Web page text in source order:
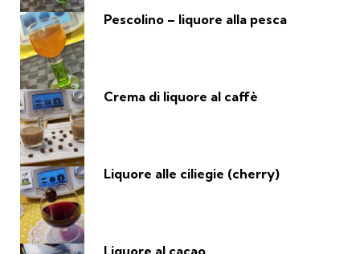
Pescolino – liquore alla pesca
Crema di liquore al caffè
Liquore alle ciliegie (cherry)
Liquore al cacao